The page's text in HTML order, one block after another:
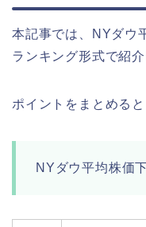
本記事では、NYダウ
ランキング形式で紹介
ポイントをまとめる
NYダウ平均株価